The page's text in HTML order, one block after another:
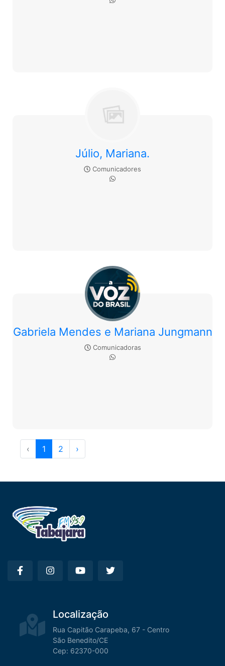
Júlio, Mariana.
Comunicadores
Gabriela Mendes e Mariana Jungmann
Comunicadoras
‹ 1 2 ›
Localização
Rua Capitão Carapeba, 67 - Centro
São Benedito/CE
Cep: 62370-000